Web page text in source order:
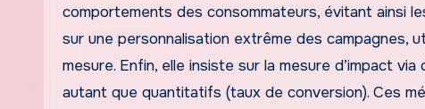
comportements des consommateurs, évitant ainsi
sur une personnalisation extrême des campagnes,
mesure. Enfin, elle insiste sur la mesure d’impact
autant que quantitatifs (taux de conversion). Ces